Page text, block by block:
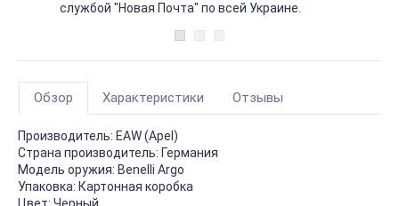
службой "Новая Почта" по всей Украине.
Обзор Характеристики Отзывы
Производитель: EAW (Apel)
Страна производитель: Германия
Модель оружия: Benelli Argo
Упаковка: Картонная коробка